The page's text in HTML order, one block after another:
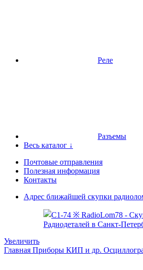
Реле
Разъемы
Весь каталог ↓
Почтовые отправления
Полезная информация
Контакты
Адрес ближайшей скупки
Увеличить
Главная Приборы КИП и др.